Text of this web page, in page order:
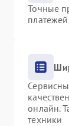
Точные
онлайн.
техники